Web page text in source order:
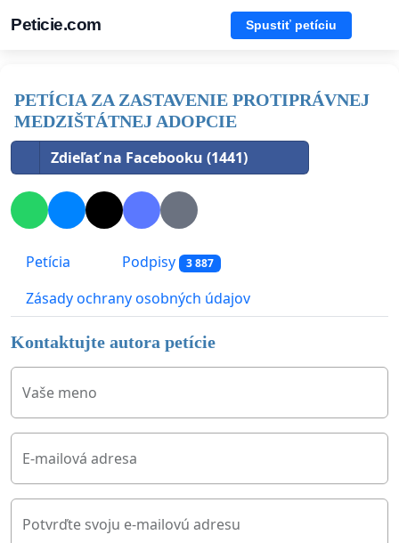
Peticie.com Spustiť petíciu
PETÍCIA ZA ZASTAVENIE PROTIPRÁVNEJ
MEDZIŠTÁTNEJ ADOPCIE
Zdieľať na Facebooku (1441)
Petícia Podpisy 3 887
Zásady ochrany osobných údajov
Kontaktujte autora petície
Vaše meno
E-mailová adresa
Potvrďte svoju e-mailovú adresu